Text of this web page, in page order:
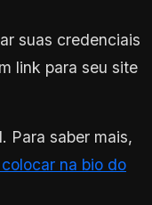
suas credenciais
link para seu site
Para saber mais,
na bio do